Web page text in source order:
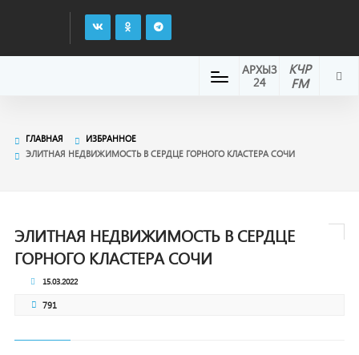
КЧР
FM
АРХЫЗ
24
ГЛАВНАЯ
ИЗБРАННОЕ
ЭЛИТНАЯ НЕДВИЖИМОСТЬ В СЕРДЦЕ ГОРНОГО КЛАСТЕРА СОЧИ
ЭЛИТНАЯ НЕДВИЖИМОСТЬ В СЕРДЦЕ
ГОРНОГО КЛАСТЕРА СОЧИ
15.03.2022
791